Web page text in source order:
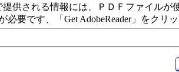
提供される情報には、ＰＤＦファイル
が必要です、「Get AdobeReader」をク